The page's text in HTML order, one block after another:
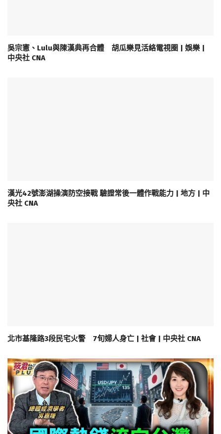
吳宗憲、Lulu與陳漢典再合體 胡瓜樂見活絡電視圈 | 娛樂 |
中央社 CNA
漢光42號澎湖操演防空接戰 驗證常後一體作戰能力 | 地方 | 中
央社 CNA
北市基隆路3段民宅火警 7旬婦人身亡 | 社會 | 中央社 CNA